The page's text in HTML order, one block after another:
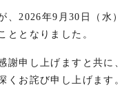
、2026年9月30日（水）
ととなりました。
謝申し上げますと共に、
くお詫び申し上げます。